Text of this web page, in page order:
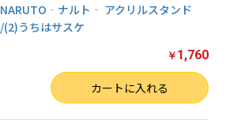
NARUTO‐ナルト‐ アクリルスタンド
/(2)うちはサスケ
￥ 1,760
カートに入れる